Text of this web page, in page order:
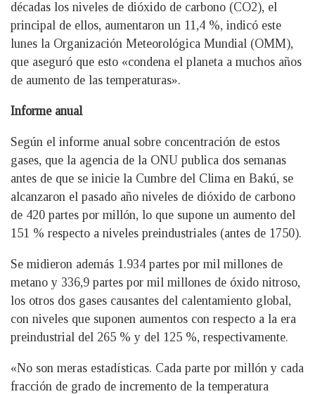
décadas los niveles de dióxido de carbono (CO2), el
principal de ellos, aumentaron un 11,4 %, indicó este
lunes la Organización Meteorológica Mundial (OMM),
que aseguró que esto «condena el planeta a muchos años
de aumento de las temperaturas».
Informe anual
Según el informe anual sobre concentración de estos
gases, que la agencia de la ONU publica dos semanas
antes de que se inicie la Cumbre del Clima en Bakú, se
alcanzaron el pasado año niveles de dióxido de carbono
de 420 partes por millón, lo que supone un aumento del
151 % respecto a niveles preindustriales (antes de 1750).
Se midieron además 1.934 partes por mil millones de
metano y 336,9 partes por mil millones de óxido nitroso,
los otros dos gases causantes del calentamiento global,
con niveles que suponen aumentos con respecto a la era
preindustrial del 265 % y del 125 %, respectivamente.
«No son meras estadísticas. Cada parte por millón y cada
fracción de grado de incremento de la temperatura